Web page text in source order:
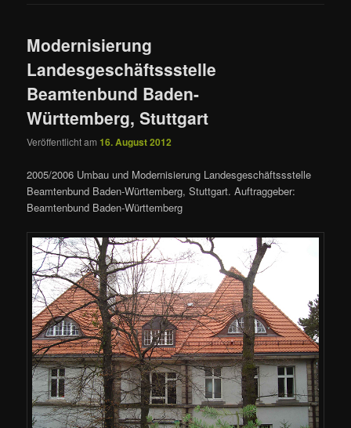
Modernisierung
Landesgeschäftssstelle
Beamtenbund Baden-
Württemberg, Stuttgart
Veröffentlicht am16. August 2012
2005/2006 Umbau und Modernisierung Landesgeschäftssstelle
Beamtenbund Baden-Württemberg, Stuttgart. Auftraggeber:
Beamtenbund Baden-Württemberg